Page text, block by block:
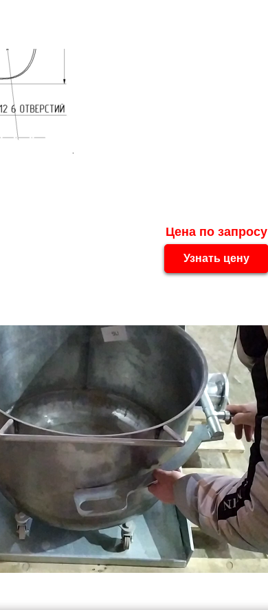
Цена по запросу
Узнать цену